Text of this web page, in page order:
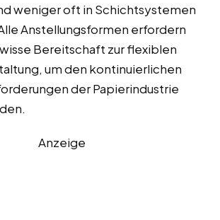
weniger oft in Schichtsystemen
Anstellungsformen erfordern
Bereitschaft zur flexiblen
um den kontinuierlichen
der Papierindustrie
Anzeige